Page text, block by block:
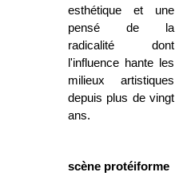
esthétique et une
pensé de la
radicalité dont
l'influence hante les
milieux artistiques
depuis plus de vingt
ans.
scène protéiforme